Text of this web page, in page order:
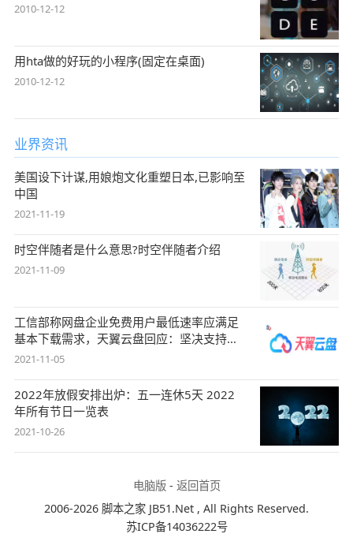
2010-12-12
用hta做的好玩的小程序(固定在桌面)
2010-12-12
业界资讯
美国设下计谋,用娘炮文化重塑日本,已影响至
中国
2021-11-19
时空伴随者是什么意思?时空伴随者介绍
2021-11-09
工信部称网盘企业免费用户最低速率应满足
基本下载需求，天翼云盘回应：坚决支持，
始终
2021-11-05
2022年放假安排出炉：五一连休5天 2022
年所有节日一览表
2021-10-26
电脑版- 返回首页
2006-2026 脚本之家 JB51.Net , All Rights Reserved.
苏ICP备14036222号